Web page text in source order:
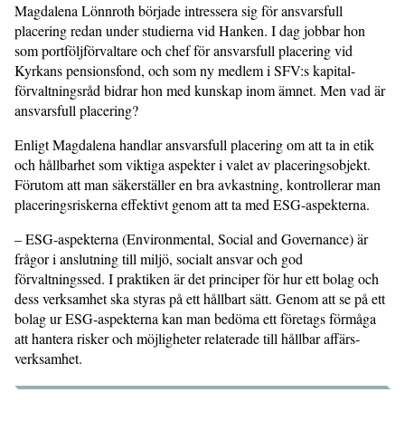
Magdalena Lönnroth började intressera sig för ansvarsfull
placering redan under studierna vid Hanken. I dag jobbar hon
som portfölj­förvaltare och chef för ansvars­full placering vid
Kyrkans pensions­fond, och som ny medlem i SFV:s kapital­­-
förvaltningsråd bidrar hon med kunskap inom ämnet. Men vad är
ansvars­full placering?
Enligt Magdalena handlar ansvarsfull placering om att ta in etik
och hållbarhet som viktiga aspekter i valet av placeringsobjekt.
Förutom att man säkerställer en bra avkastning, kontrollerar man
placerings­riskerna effektivt genom att ta med ESG-aspekterna.
– ESG-aspekterna (Environmental, Social and Governance) är
frågor i anslutning till miljö, socialt ansvar och god
förvaltningssed. I praktiken är det principer för hur ett bolag och
dess verksamhet ska styras på ett håll­bart sätt. Genom att se på ett
bolag ur ESG-aspekterna kan man bedöma ett företags förmåga
att hantera risker och möjligheter relaterade till hållbar affärs­
verksamhet.